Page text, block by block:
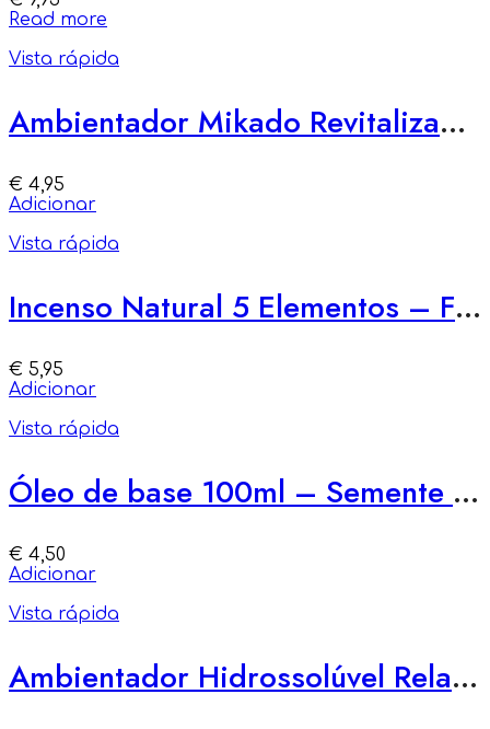
Read more
Vista rápida
Ambientador Mikado Revitalizante – Energia e Inspiração
€ 4,95
Adicionar
Vista rápida
Incenso Natural 5 Elementos – Força do Fogo
€ 5,95
Adicionar
Vista rápida
Óleo de base 100ml – Semente de Uva
€ 4,50
Adicionar
Vista rápida
Ambientador Hidrossolúvel Relaxante – Calma e Alívio